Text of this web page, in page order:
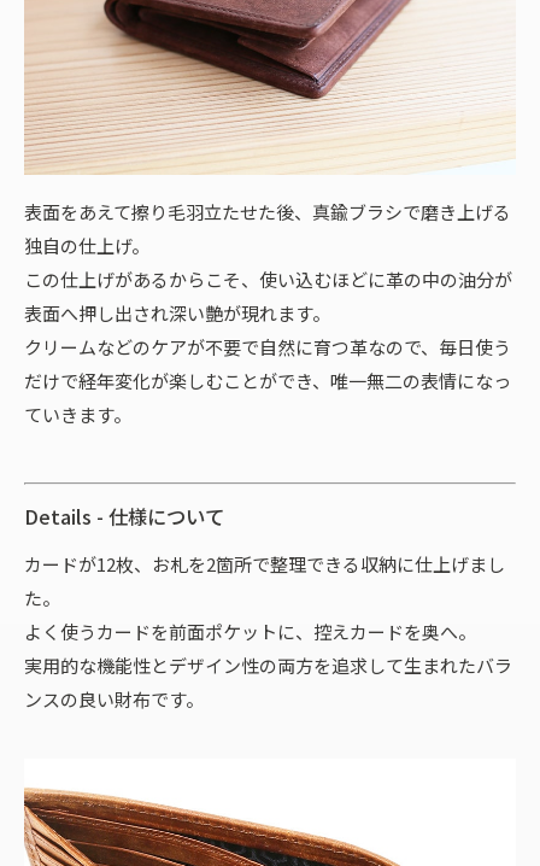
表面をあえて擦り毛羽立たせた後、真鍮ブラシで磨き上げる
独自の仕上げ。
この仕上げがあるからこそ、使い込むほどに革の中の油分が
表面へ押し出され深い艶が現れます。
クリームなどのケアが不要で自然に育つ革なので、毎日使う
だけで経年変化が楽しむことができ、唯一無二の表情になっ
ていきます。
Details - 仕様について
カードが12枚、お札を2箇所で整理できる収納に仕上げまし
た。
よく使うカードを前面ポケットに、控えカードを奥へ。
実用的な機能性とデザイン性の両方を追求して生まれたバラ
ンスの良い財布です。